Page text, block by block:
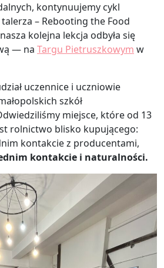
kontynuujemy cykl
– Rebooting the Food
kolejna lekcja odbyła się
— na Targu Pietruszkowym w
uczennice i uczniowie
szkół
miejsce, które od 13
rolnictwo blisko kupującego:
kontakcie z producentami,
kontakcie i naturalności.